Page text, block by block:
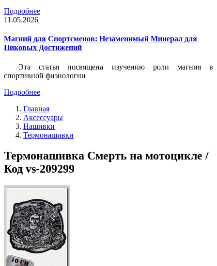
Подробнее
11.05.2026
Магний для Спортсменов: Незаменимый Минерал для
Пиковых Достижений
Эта статья посвящена изучению роли магния в
спортивной физиологии
Подробнее
Главная
Аксессуары
Нашивки
Термонашивки
Термонашивка Смерть на мотоцикле /
Код vs-209299